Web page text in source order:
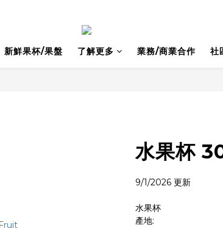
新鮮果杯/果盤 了解更多 業務/商業合作 社
水果杯
9/1/2026 更新
水果杯
產地: